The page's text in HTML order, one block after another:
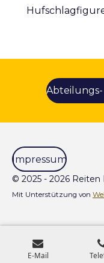
Impressum
© 2025 - 2026 Reiten
Mit Unterstützung von
E-Mail